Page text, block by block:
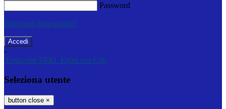
Password
Password dimenticata?
-
Entra con SPID Entra con CIE
Seleziona utente
button close ×